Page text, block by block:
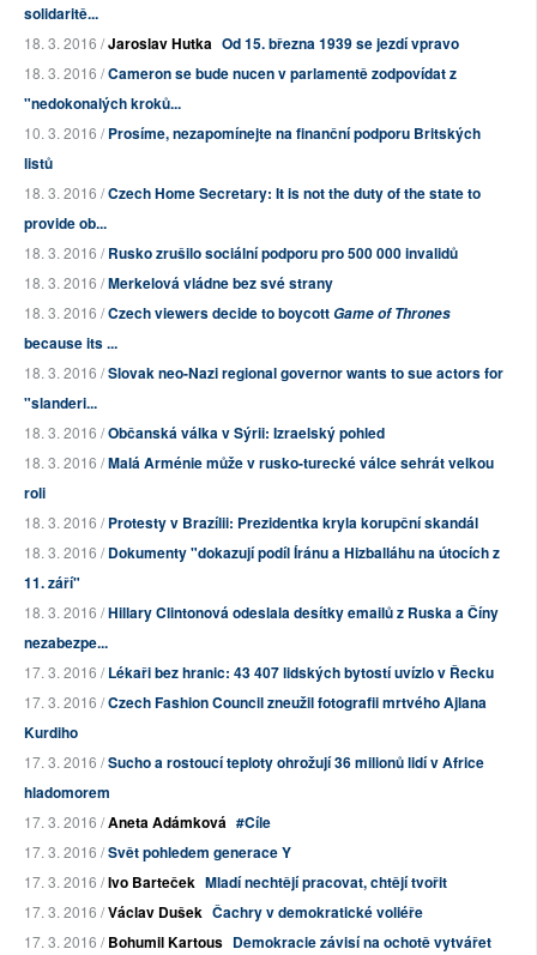
solidaritě...
18. 3. 2016 /Jaroslav Hutka Od 15. března 1939 se jezdí vpravo
18. 3. 2016 /Cameron se bude nucen v parlamentě zodpovídat z
"nedokonalých kroků...
10. 3. 2016 /Prosíme, nezapomínejte na finanční podporu Britských
listů
18. 3. 2016 /Czech Home Secretary: It is not the duty of the state to
provide ob...
18. 3. 2016 /Rusko zrušilo sociální podporu pro 500 000 invalidů
18. 3. 2016 /Merkelová vládne bez své strany
18. 3. 2016 /Czech viewers decide to boycottGame of Thrones
because its ...
18. 3. 2016 /Slovak neo-Nazi regional governor wants to sue actors for
"slanderi...
18. 3. 2016 /Občanská válka v Sýrii: Izraelský pohled
18. 3. 2016 /Malá Arménie může v rusko-turecké válce sehrát velkou
roli
18. 3. 2016 /Protesty v Brazílii: Prezidentka kryla korupční skandál
18. 3. 2016 /Dokumenty "dokazují podíl Íránu a Hizballáhu na útocích z
11. září"
18. 3. 2016 /Hillary Clintonová odeslala desítky emailů z Ruska a Číny
nezabezpe...
17. 3. 2016 /Lékaři bez hranic: 43 407 lidských bytostí uvízlo v Řecku
17. 3. 2016 /Czech Fashion Council zneužil fotografii mrtvého Ajlana
Kurdiho
17. 3. 2016 /Sucho a rostoucí teploty ohrožují 36 milionů lidí v Africe
hladomorem
17. 3. 2016 /Aneta Adámková #Cíle
17. 3. 2016 /Svět pohledem generace Y
17. 3. 2016 /Ivo Barteček Mladí nechtějí pracovat, chtějí tvořit
17. 3. 2016 /Václav Dušek Čachry v demokratické voliéře
17. 3. 2016 /Bohumil Kartous Demokracie závisí na ochotě vytvářet